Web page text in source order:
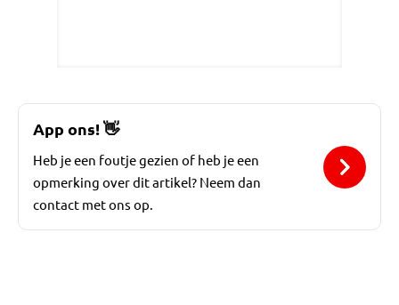
App ons!👋
Heb je een foutje gezien of heb je een
opmerking over dit artikel? Neem dan
contact met ons op.